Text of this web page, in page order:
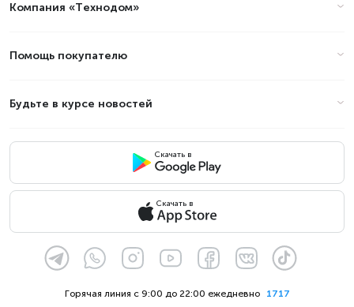
Компания «Технодом»
Помощь покупателю
Будьте в курсе новостей
Скачать в
Скачать в
1717
Горячая линия с 9:00 до 22:00 ежедневно